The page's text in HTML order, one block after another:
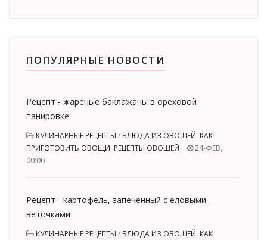
ПОПУЛЯРНЫЕ НОВОСТИ
Рецепт - жареные баклажаны в ореховой
панировке
КУЛИНАРНЫЕ РЕЦЕПТЫ / БЛЮДА ИЗ ОВОЩЕЙ. КАК
ПРИГОТОВИТЬ ОВОЩИ. РЕЦЕПТЫ ОВОЩЕЙ
24-ФЕВ,
00:00
Рецепт - картофель, запеченный с еловыми
веточками
КУЛИНАРНЫЕ РЕЦЕПТЫ / БЛЮДА ИЗ ОВОЩЕЙ. КАК